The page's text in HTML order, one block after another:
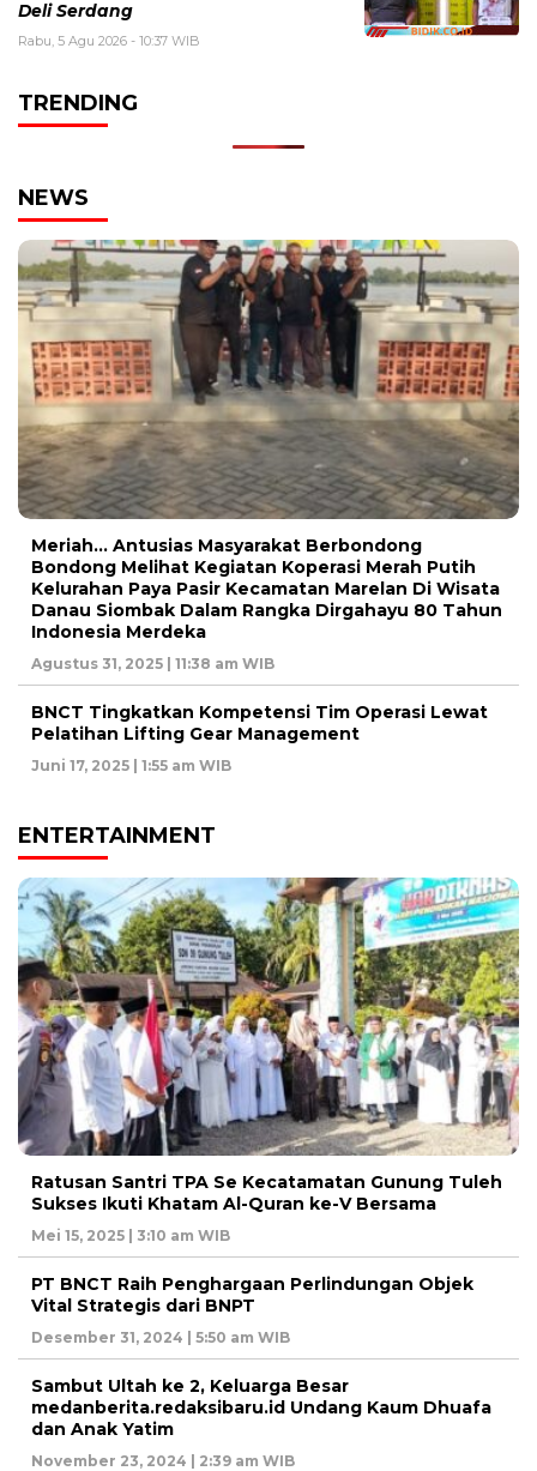
Deli Serdang
Rabu, 5 Agu 2026 - 10:37 WIB
TRENDING
NEWS
Meriah… Antusias Masyarakat Berbondong
Bondong Melihat Kegiatan Koperasi Merah Putih
Kelurahan Paya Pasir Kecamatan Marelan Di Wisata
Danau Siombak Dalam Rangka Dirgahayu 80 Tahun
Indonesia Merdeka
Agustus 31, 2025 | 11:38 am WIB
BNCT Tingkatkan Kompetensi Tim Operasi Lewat
Pelatihan Lifting Gear Management
Juni 17, 2025 | 1:55 am WIB
ENTERTAINMENT
Ratusan Santri TPA Se Kecatamatan Gunung Tuleh
Sukses Ikuti Khatam Al-Quran ke-V Bersama
Mei 15, 2025 | 3:10 am WIB
PT BNCT Raih Penghargaan Perlindungan Objek
Vital Strategis dari BNPT
Desember 31, 2024 | 5:50 am WIB
Sambut Ultah ke 2, Keluarga Besar
medanberita.redaksibaru.id Undang Kaum Dhuafa
dan Anak Yatim
November 23, 2024 | 2:39 am WIB